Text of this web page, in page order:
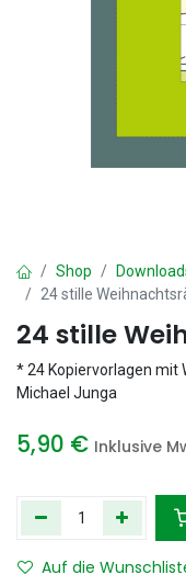
Shop
24 stille
24 stille
* 24 Kopiervorlagen mit
Michael Junga
5,90 € Inklusive
Auf die